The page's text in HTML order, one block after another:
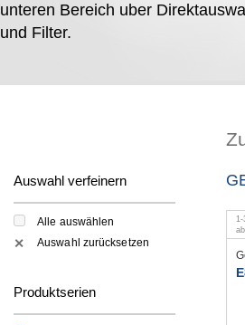
unteren Bereich uber
und Filter.
Auswahl verfeinern
Alle auswählen
✕ Auswahl zurücksetzen
Produktserien
1-
ab